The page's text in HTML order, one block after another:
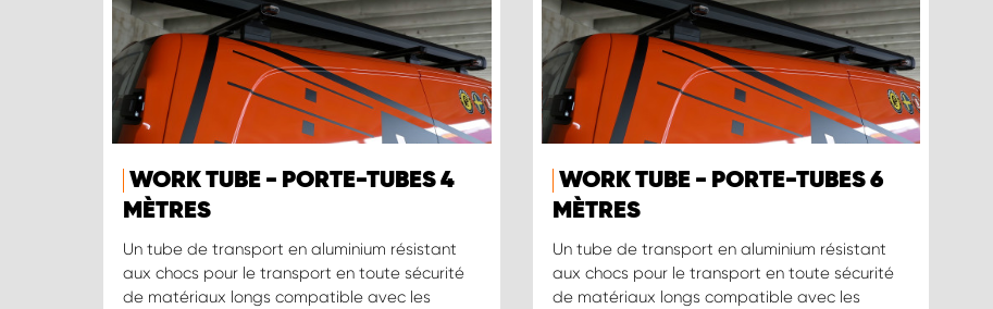
WORK TUBE - PORTE-TUBES 4
MÈTRES
Un tube de transport en aluminium résistant
aux chocs pour le transport en toute sécurité
de matériaux longs compatible avec les
WORK TUBE - PORTE-TUBES 6
MÈTRES
Un tube de transport en aluminium résistant
aux chocs pour le transport en toute sécurité
de matériaux longs compatible avec les